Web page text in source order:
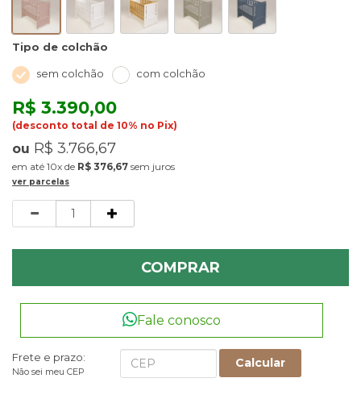
Tipo de colchão
sem colchão com colchão
R$ 3.390,00
(desconto total de 10% no Pix)
ou R$ 3.766,67
10x de R$ 376,67 sem juros
ver parcelas
Quantidade
COMPRAR
Fale conosco
Frete e prazo:
Não sei meu CEP
Calcular